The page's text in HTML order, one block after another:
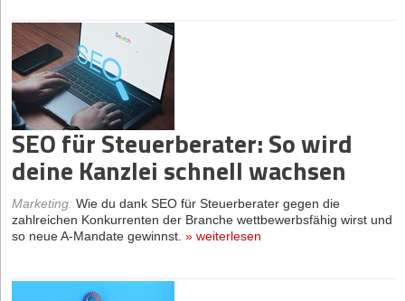
SEO für Steuerberater: So wird
deine Kanzlei schnell wachsen
Marketing: Wie du dank SEO für Steuerberater gegen die
zahlreichen Konkurrenten der Branche wettbewerbsfähig wirst und
so neue A-Mandate gewinnst. » weiterlesen